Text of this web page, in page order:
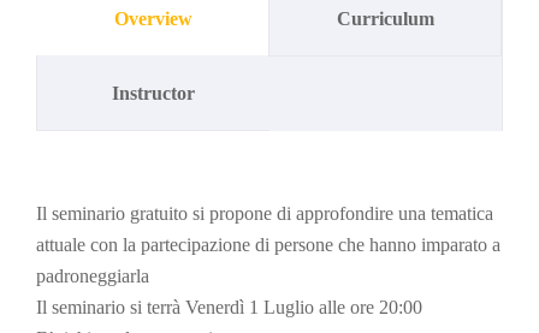
Overview Curriculum
Instructor
Il seminario gratuito si propone di approfondire una tematica
attuale con la partecipazione di persone che hanno imparato a
padroneggiarla
Il seminario si terrà Venerdì 1 Luglio alle ore 20:00